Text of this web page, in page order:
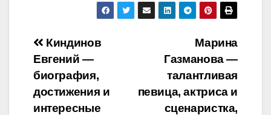
Навигация
по
записям
Марина
Газманова —
талантливая
певица, актриса и
сценаристка,
Киндинов
Евгений —
биография,
достижения и
интересные